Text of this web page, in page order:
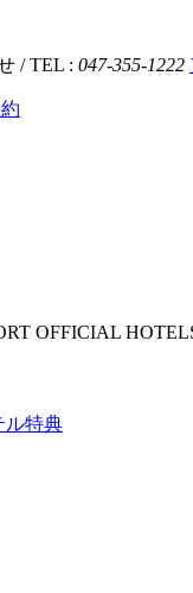
/ TEL : 047-355-1222
OFFICIAL
ル特典